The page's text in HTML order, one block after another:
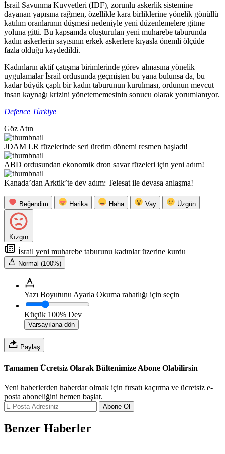
İsrail Savunma Kuvvetleri (IDF), zorunlu askerlik sistemine
dayanan yapısına rağmen, özellikle kara birliklerine yönelik gönüllü
katılım oranlarının düşmesi nedeniyle yeni düzenlemelere gitme
yoluna gitti. Bu kapsamda oluşturulan yeni muharebe taburunda
kadın askerlerin sayısının erkek askerlere kıyasla önemli ölçüde
fazla olduğu kaydedildi.
Kadınların aktif çatışma birimlerinde görev almasına yönelik
uygulamalar İsrail ordusunda geçmişten bu yana bulunsa da, bu
kadar büyük çaplı bir kadın taburunun kurulması, ordunun mevcut
insan kaynağı krizini yönetememesinin sonucu olarak yorumlanıyor.
Defence Türkiye
Göz Atın
JDAM LR füzelerinde seri üretim dönemi resmen başladı!
ABD ordusundan ekonomik dron savar füzeleri için yeni adım!
Kanada’dan Arktik’te dev adım: Telesat ile devasa anlaşma!
Beğendim Harika Haha Vay Üzgün
Kızgın
İsrail yeni muharebe taburunu kadınlar üzerine kurdu
Normal (100%)
Yazı Boyutunu Ayarla Okuma rahatlığı için seçin
Küçük 100% Dev
Varsayılana dön
Paylaş
Tamamen Ücretsiz Olarak Bültenimize Abone Olabilirsin
Yeni haberlerden haberdar olmak için fırsatı kaçırma ve ücretsiz e-
posta aboneliğini hemen başlat.
Abone Ol
Benzer Haberler